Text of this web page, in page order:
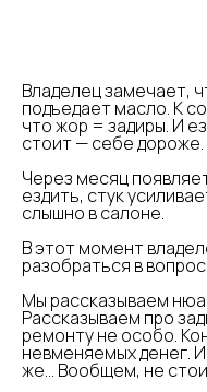
Владелец замечает,
подъедает масло. К
что жор = задиры. И
стоит — себе
Через месяц
ездить, стук
слышно в салоне.
В этот момент
разобраться в
Мы рассказываем
Рассказываем про
ремонту не особо.
невменяемых денег.
же… Вообщем, не